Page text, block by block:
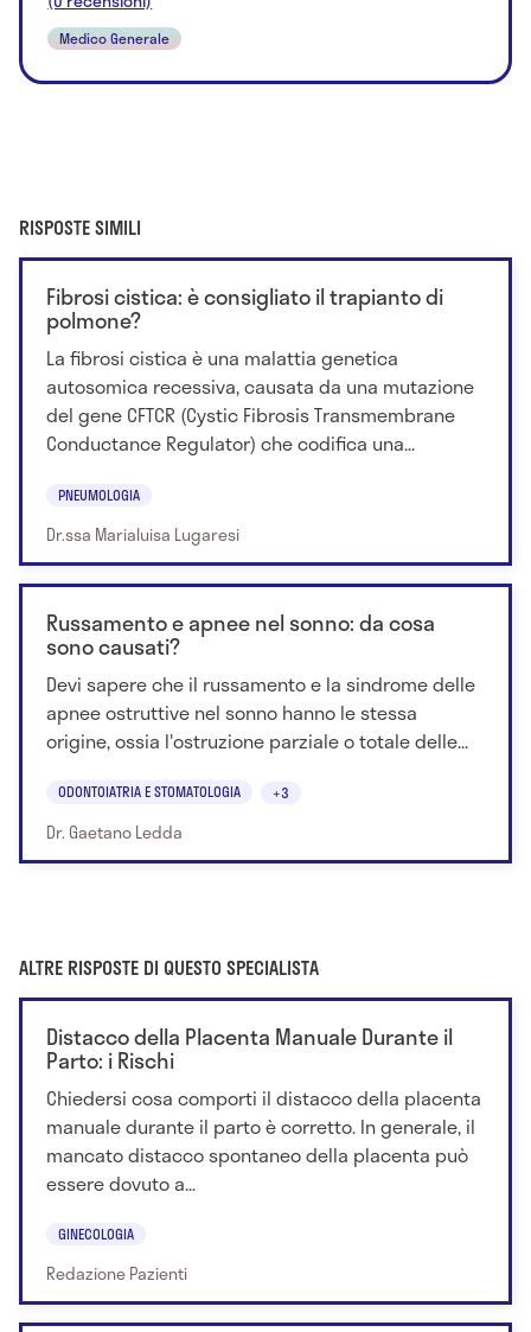
Medico Generale
RISPOSTE SIMILI
Fibrosi cistica: è consigliato il trapianto di
polmone?
La fibrosi cistica è una malattia genetica
autosomica recessiva, causata da una mutazione
del gene CFTCR (Cystic Fibrosis Transmembrane
Conductance Regulator) che codifica una...
PNEUMOLOGIA
Dr.ssa Marialuisa Lugaresi
Russamento e apnee nel sonno: da cosa
sono causati?
Devi sapere che il russamento e la sindrome delle
apnee ostruttive nel sonno hanno le stessa
origine, ossia l'ostruzione parziale o totale delle...
ODONTOIATRIA E STOMATOLOGIA +3
Dr. Gaetano Ledda
ALTRE RISPOSTE DI QUESTO SPECIALISTA
Distacco della Placenta Manuale Durante il
Parto: i Rischi
Chiedersi cosa comporti il distacco della placenta
manuale durante il parto è corretto. In generale, il
mancato distacco spontaneo della placenta può
essere dovuto a...
GINECOLOGIA
Redazione Pazienti